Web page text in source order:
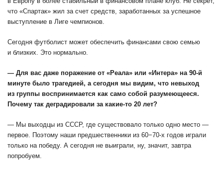
что «Спартак» жил за счет средств, заработанных за успешное
выступление в Лиге чемпионов.
Сегодня футболист может обеспечить финансами свою семью
и близких. Это нормально.
— Для вас даже поражение от «Реала» или «Интера» на 90-й
минуте было трагедией, а сегодня мы видим, что невыход
из группы воспринимается как само собой разумеющееся.
Почему так деградировали за какие-то 20 лет?
— Мы выходцы из СССР, где существовало только одно место —
первое. Поэтому наши предшественники из 60−70-х годов играли
только на победу. А сегодня не выиграли, ну, значит, завтра
попробуем.